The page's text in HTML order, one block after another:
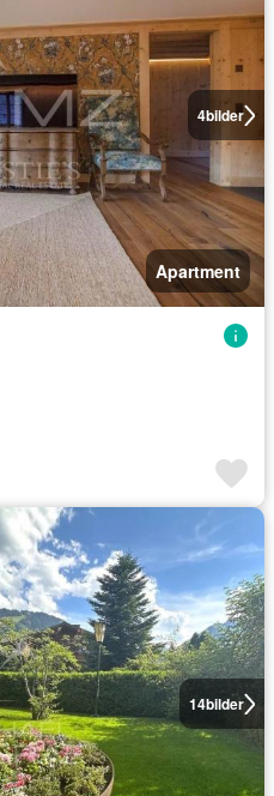
4bilder
Apartment
14bilder